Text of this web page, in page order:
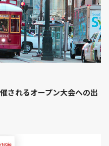
されるオープン大会への出